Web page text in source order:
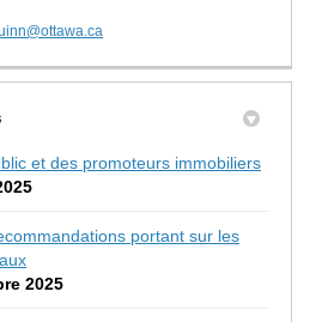
et des promoteurs immobiliers
portant sur les
2025